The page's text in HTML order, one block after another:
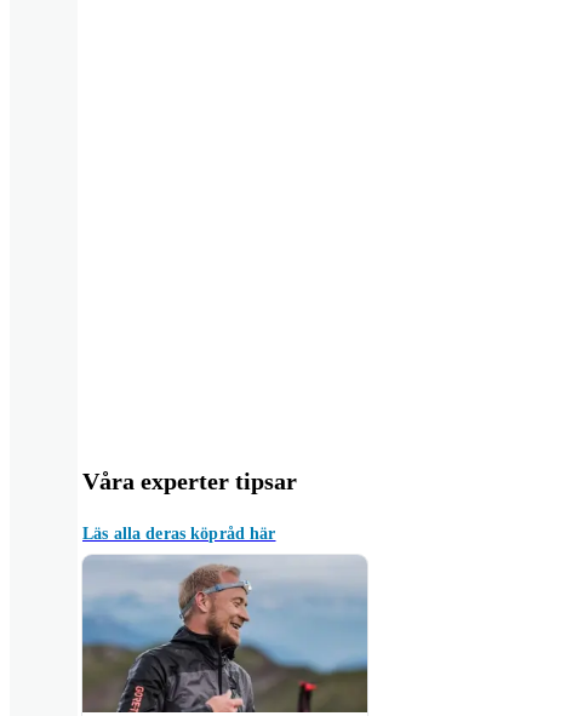
Våra experter tipsar
Läs alla deras köpråd här